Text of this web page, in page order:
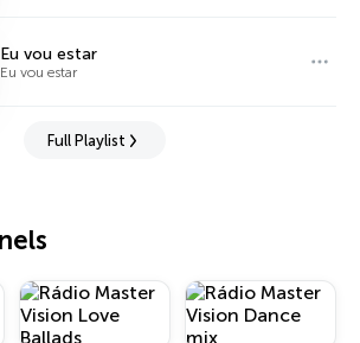
Eu vou estar
Eu vou estar
Full Playlist